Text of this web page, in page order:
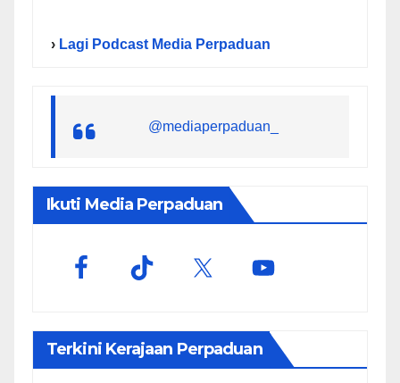
› Lagi Podcast Media Perpaduan
@mediaperpaduan_
Ikuti Media Perpaduan
Terkini Kerajaan Perpaduan